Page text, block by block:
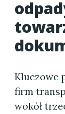
Kluczowe
firm
wokół